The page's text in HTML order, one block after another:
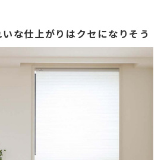
な仕上がりはクセになりそう